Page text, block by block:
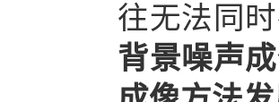
往无法同
背景噪声